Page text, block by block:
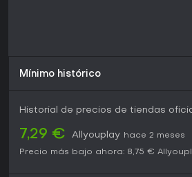
Mínimo histórico
Historial de precios de tiendas
7,29 € Allyouplay hace 2 meses
Precio más bajo ahora: 8,75 €